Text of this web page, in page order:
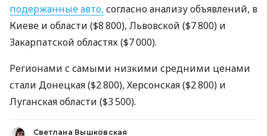
подержанные авто, согласно анализу объявлений, в
Киеве и области ($8 800), Львовской ($7 800) и
Закарпатской областях ($7 000).
Регионами с самыми низкими средними ценами
стали Донецкая ($2 800), Херсонская ($2 800) и
Луганская области ($3 500).
Светлана Вышковская